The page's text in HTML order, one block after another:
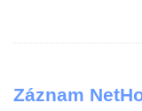
Záznam